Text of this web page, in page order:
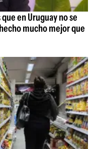
en Uruguay no se
mucho mejor que